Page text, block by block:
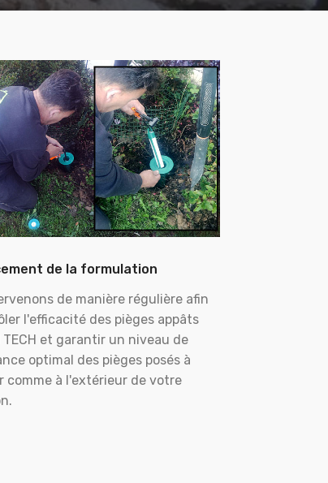
de la formulation
de manière régulière afin
l'efficacité des pièges appâts
TECH et garantir un niveau de
optimal des pièges posés à
comme à l'extérieur de votre